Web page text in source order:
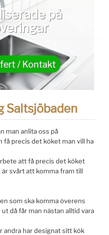
på
/ Kontakt
Saltsjöbaden
man anlita oss på
få precis det köket man vill ha
att få precis det köket
svårt att komma fram till
som ska komma överens
då får man nästan alltid vara
andra har designat sitt kök